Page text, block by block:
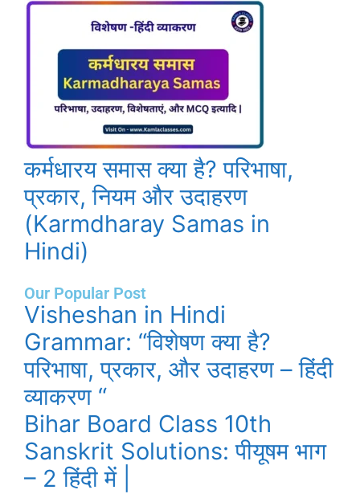
कर्मधारय समास क्या है? परिभाषा,
प्रकार, नियम और उदाहरण
(Karmdharay Samas in
Hindi)
Our Popular Post
Visheshan in Hindi
Grammar: “विशेषण क्या है?
परिभाषा, प्रकार, और उदाहरण – हिंदी
व्याकरण “
Bihar Board Class 10th
Sanskrit Solutions: पीयूषम भाग
– 2 हिंदी में |